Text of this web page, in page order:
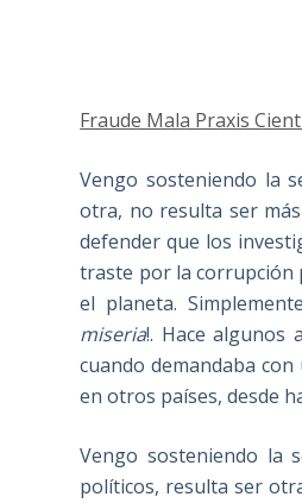
Fraude Mala Praxis
Vengo sosteniendo la
otra, no resulta ser
defender que los
traste por la corrupción
el planeta.
miseria!. Hace algunos
cuando demandaba con
en otros países, desde
Vengo sosteniendo la
políticos, resulta ser